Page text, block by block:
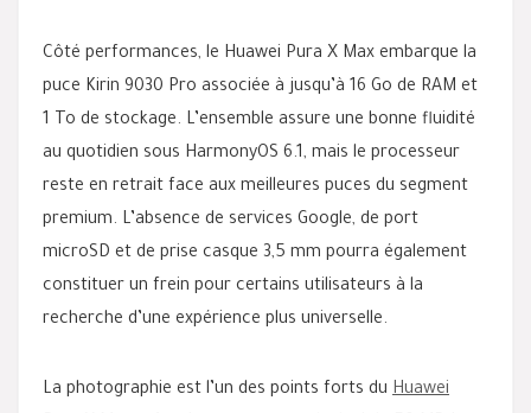
Côté performances, le Huawei Pura X Max embarque la
puce Kirin 9030 Pro associée à jusqu’à 16 Go de RAM et
1 To de stockage. L’ensemble assure une bonne fluidité
au quotidien sous HarmonyOS 6.1, mais le processeur
reste en retrait face aux meilleures puces du segment
premium. L’absence de services Google, de port
microSD et de prise casque 3,5 mm pourra également
constituer un frein pour certains utilisateurs à la
recherche d’une expérience plus universelle.
La photographie est l’un des points forts du Huawei